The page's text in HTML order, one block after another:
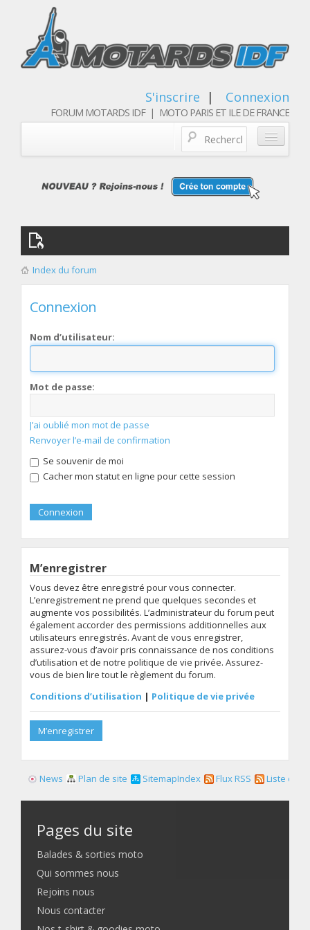
S'inscrire | Connexion
FORUM MOTARDS IDF | MOTO PARIS ET ILE DE FRANCE
Qui sommes nous
Les membres
Index du forum
Connexion
Nom d’utilisateur:
Mot de passe:
J’ai oublié mon mot de passe
Renvoyer l’e-mail de confirmation
Se souvenir de moi
Cacher mon statut en ligne pour cette session
M’enregistrer
Vous devez être enregistré pour vous connecter.
L’enregistrement ne prend que quelques secondes et
augmente vos possibilités. L’administrateur du forum peut
également accorder des permissions additionnelles aux
utilisateurs enregistrés. Avant de vous enregistrer,
assurez-vous d’avoir pris connaissance de nos conditions
d’utilisation et de notre politique de vie privée. Assurez-
vous de bien lire tout le règlement du forum.
Conditions d’utilisation | Politique de vie privée
M’enregistrer
News Plan de site SitemapIndex Flux RSS Liste des
Pages du site
Balades & sorties moto
Qui sommes nous
Rejoins nous
Nous contacter